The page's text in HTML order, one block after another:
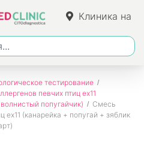
Клиника на
Фучика
тестирование
певчих птиц ex11
попугайчик)
Смесь
ex11 (канарейка + попугай + зяблик